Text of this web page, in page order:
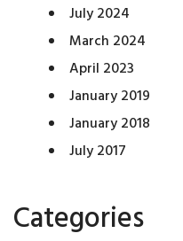
July 2024
March 2024
April 2023
January 2019
January 2018
July 2017
Categories